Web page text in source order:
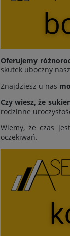
Oferujemy
skutek uboczny
Znajdziesz u nas
Czy wiesz, że
rodzinne
Wiemy, że czas
oczekiwań.